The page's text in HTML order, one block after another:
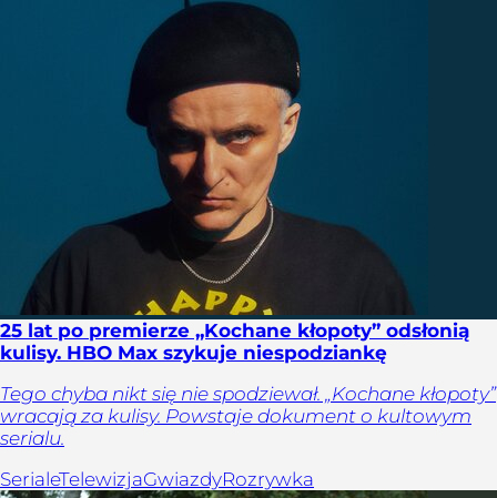
25 lat po premierze „Kochane kłopoty” odsłonią
kulisy. HBO Max szykuje niespodziankę
Tego chyba nikt się nie spodziewał. „Kochane kłopoty”
wracają za kulisy. Powstaje dokument o kultowym
serialu.
SerialeTelewizjaGwiazdyRozrywka